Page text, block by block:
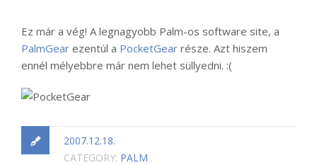
Ez már a vég! A legnagyobb Palm-os software site, a
PalmGear ezentúl a PocketGear része. Azt hiszem
ennél mélyebbre már nem lehet süllyedni. :(
2007.12.18.
CATEGORY: PALM